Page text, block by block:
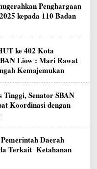
Penghargaan
kepada 110 Badan
ke 402 Kota
Liow : Mari Rawat
Kemajemukan
Tinggi, Senator SBAN
Koordinasi dengan
Daerah
Terkait Ketahanan